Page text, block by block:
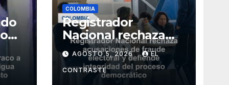
COLOMBIA
Registrador
Nacional rechaza
acusaciones de
fraude electoral y
defiende integridad
AGOSTO 5, 2026 EL
CONTRASTE